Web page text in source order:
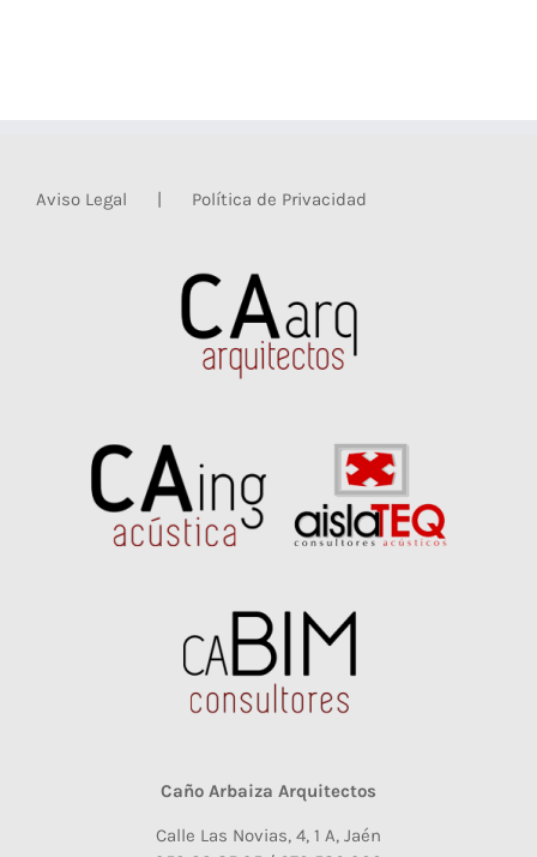
Aviso Legal Política de Privacidad
Caño Arbaiza Arquitectos
Calle Las Novias, 4, 1 A, Jaén